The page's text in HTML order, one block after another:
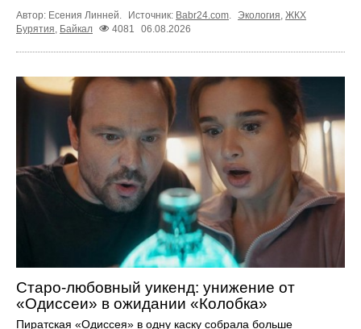
Автор: Есения Линней. Источник: Babr24.com. Экология, ЖКХ
Бурятия, Байкал 4081 06.08.2026
Старо-любовный уикенд: унижение от
«Одиссеи» в ожидании «Колобка»
Пиратская «Одиссея» в одну каску собрала больше